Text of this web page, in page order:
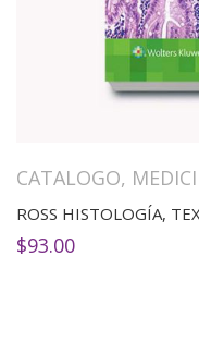
CATALOGO,
ROSS HISTOLOGÍA,
$93.00